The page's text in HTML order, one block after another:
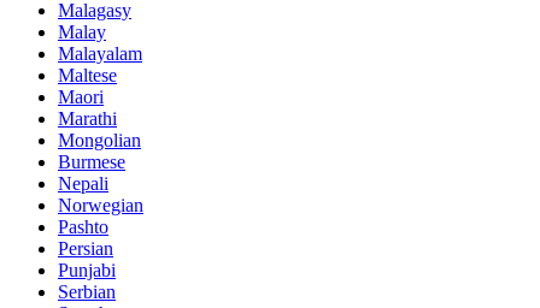
Malagasy
Malay
Malayalam
Maltese
Maori
Marathi
Mongolian
Burmese
Nepali
Norwegian
Pashto
Persian
Punjabi
Serbian